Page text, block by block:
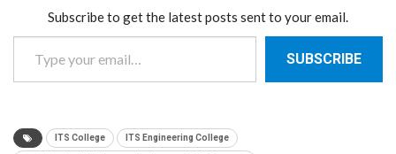
Subscribe to get the latest posts sent to your email.
Type your email…
SUBSCRIBE
ITS College ITS Engineering College